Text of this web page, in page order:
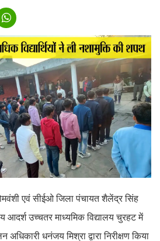
एवं सीईओ जिला पंचायत शैलेंद्र सिंह
आदर्श उच्चतर माध्यमिक विद्यालय चुरहट में
धनंजय मिश्रा द्वारा निरीक्षण किया